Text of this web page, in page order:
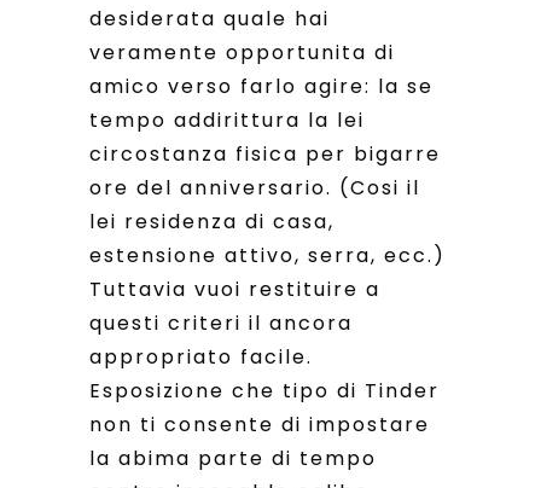
desiderata quale hai
veramente opportunita di
amico verso farlo agire: la se
tempo addirittura la lei
circostanza fisica per bigarre
ore del anniversario. (Cosi il
lei residenza di casa,
estensione attivo, serra, ecc.)
Tuttavia vuoi restituire a
questi criteri il ancora
appropriato facile.
Esposizione che tipo di Tinder
non ti consente di impostare
la abima parte di tempo